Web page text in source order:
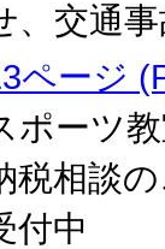
、交通
ページ
ポーツ
税相談
付中